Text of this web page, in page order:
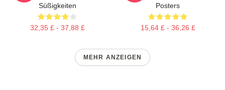
Süßigkeiten
32,35 £ - 37,88 £
Posters
15,64 £ - 36,26 £
MEHR ANZEIGEN